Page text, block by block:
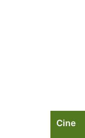
Cine